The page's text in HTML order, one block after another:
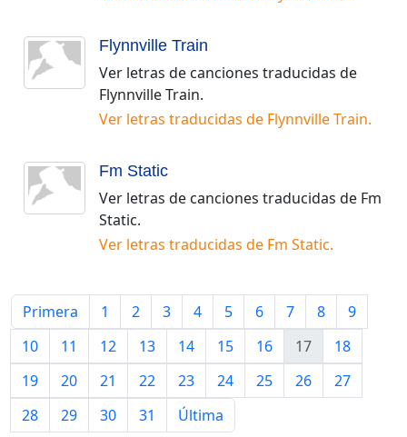
Flynnville Train
Ver letras de canciones traducidas de
Flynnville Train.
Ver letras traducidas de Flynnville Train.
Fm Static
Ver letras de canciones traducidas de Fm
Static.
Ver letras traducidas de Fm Static.
Primera 1 2 3 4 5 6 7 8
9
10
11 12 13 14 15 16 17
18
19
20 21 22 23 24 25 26
27
28
29 30 31 Última